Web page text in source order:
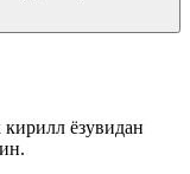
кирилл ёзувидан